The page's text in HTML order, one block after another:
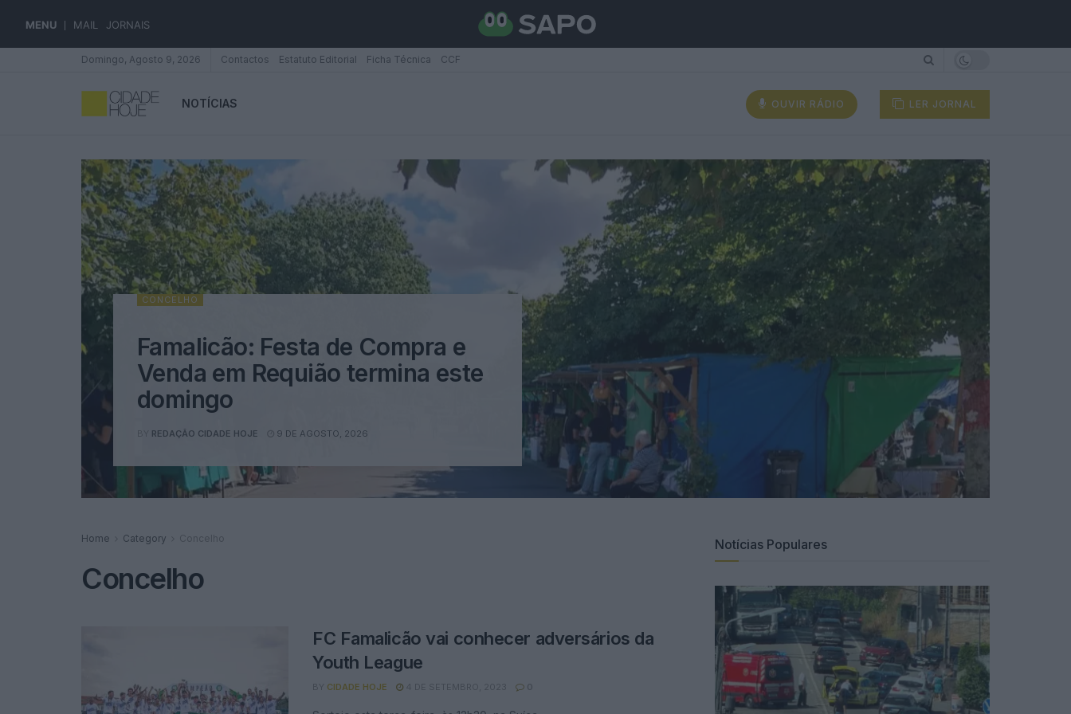
MENU MAIL JORNAIS
Domingo, Agosto 9, 2026 Contactos Estatuto Editorial Ficha Técnica CCF
NOTÍCIAS OUVIR RÁDIO LER JORNAL
CONCELHO
Famalicão: Festa de Compra e
Venda em Requião termina este
domingo
REDAÇÃO CIDADE HOJE 9 DE AGOSTO, 2026
Home Category Concelho
Concelho
FC Famalicão vai conhecer adversários da
Youth League
BY CIDADE HOJE 4 DE SETEMBRO, 2023 0
Notícias Populares